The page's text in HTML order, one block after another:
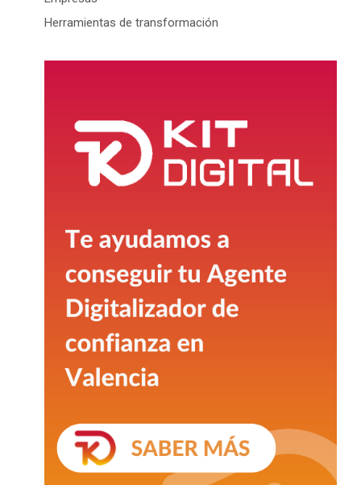
Herramientas de transformación